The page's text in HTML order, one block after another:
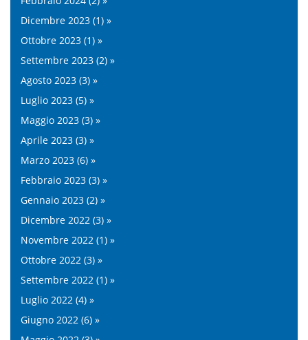
Dicembre 2023 (1) »
Ottobre 2023 (1) »
Settembre 2023 (2) »
Agosto 2023 (3) »
Luglio 2023 (5) »
Maggio 2023 (3) »
Aprile 2023 (3) »
Marzo 2023 (6) »
Febbraio 2023 (3) »
Gennaio 2023 (2) »
Dicembre 2022 (3) »
Novembre 2022 (1) »
Ottobre 2022 (3) »
Settembre 2022 (1) »
Luglio 2022 (4) »
Giugno 2022 (6) »